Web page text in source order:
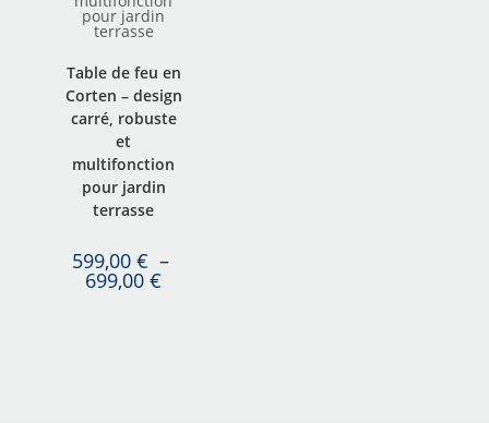
Table de feu en
Corten – design
carré, robuste
et
multifonction
pour jardin
terrasse
599,00€ –
699,00€